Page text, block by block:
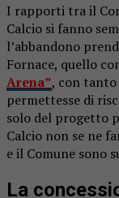
I rapporti tra il
Calcio si fanno
l’abbandono
Fornace, quello
Arena”, con
permettesse di
solo del progetto
Calcio non se ne
e il Comune sono
La